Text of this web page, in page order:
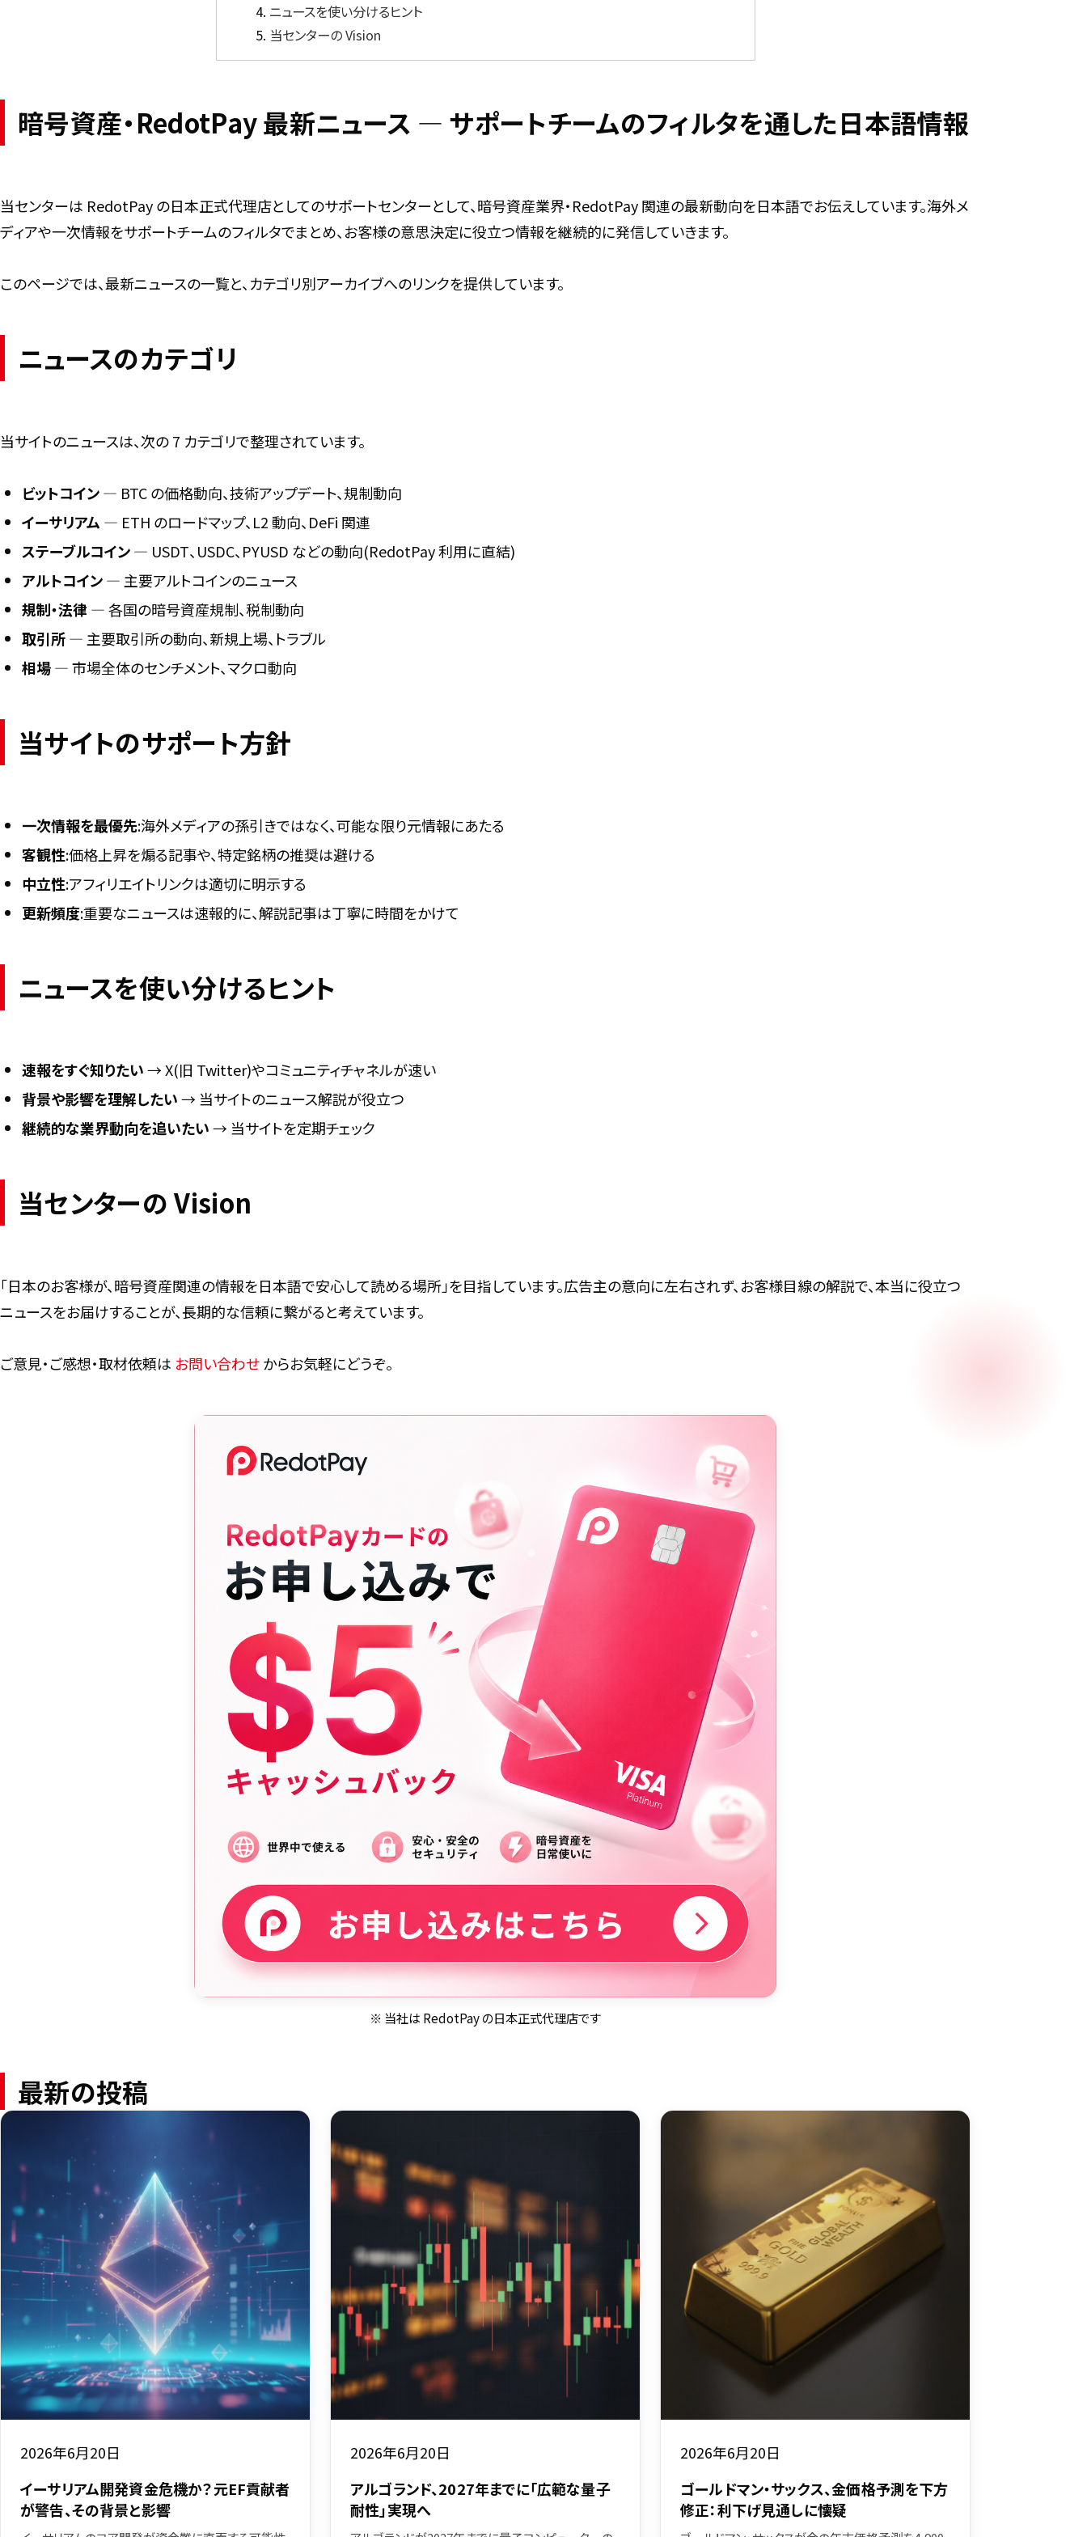
ニュースを使い分けるヒント
当センターの Vision
暗号資産・RedotPay 最新ニュース ― サポートチームのフィルタを通した日本語情報
当センターは RedotPay の日本正式代理店としてのサポートセンターとして、暗号資産業界・RedotPay 関連の最新動向を日本語でお伝えしています。海外メ
ディアや一次情報をサポートチームのフィルタでまとめ、お客様の意思決定に役立つ情報を継続的に発信していきます。
このページでは、最新ニュースの一覧と、カテゴリ別アーカイブへのリンクを提供しています。
ニュースのカテゴリ
当サイトのニュースは、次の 7 カテゴリで整理されています。
ビットコイン― BTC の価格動向、技術アップデート、規制動向
イーサリアム ― ETH のロードマップ、L2 動向、DeFi 関連
ステーブルコイン― USDT、USDC、PYUSD などの動向(RedotPay 利用に直結)
アルトコイン― 主要アルトコインのニュース
規制・法律― 各国の暗号資産規制、税制動向
取引所― 主要取引所の動向、新規上場、トラブル
相場― 市場全体のセンチメント、マクロ動向
当サイトのサポート方針
一次情報を最優先:海外メディアの孫引きではなく、可能な限り元情報にあたる
客観性:価格上昇を煽る記事や、特定銘柄の推奨は避ける
中立性:アフィリエイトリンクは適切に明示する
更新頻度:重要なニュースは速報的に、解説記事は丁寧に時間をかけて
ニュースを使い分けるヒント
速報をすぐ知りたい→ X(旧 Twitter)やコミュニティチャネルが速い
背景や影響を理解したい→ 当サイトのニュース解説が役立つ
継続的な業界動向を追いたい→ 当サイトを定期チェック
当センターの Vision
「日本のお客様が、暗号資産関連の情報を日本語で安心して読める場所」を目指しています。広告主の意向に左右されず、お客様目線の解説で、本当に役立つ
ニュースをお届けすることが、長期的な信頼に繋がると考えています。
ご意見・ご感想・取材依頼は お問い合わせからお気軽にどうぞ。
※ 当社は RedotPay の日本正式代理店です
最新の投稿
2026年6月20日
イーサリアム開発資金危機か？元EF貢献者
が警告、その背景と影響
2026年6月20日
アルゴランド、2027年までに「広範な量子
耐性」実現へ
2026年6月20日
ゴールドマン・サックス、金価格予測を下方
修正：利下げ見通しに懐疑